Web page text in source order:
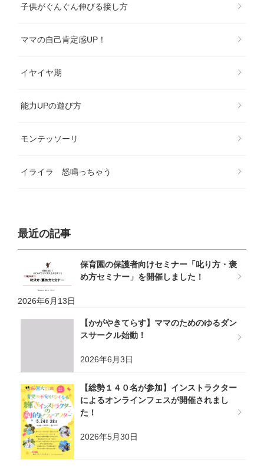
子供がぐんぐん伸びる接し方
ママの自己肯定感UP！
イヤイヤ期
能力UPの遊び方
モンテッソーリ
イライラ 怒鳴っちゃう
最近の記事
保育園の保護者向けセミナー「叱り方・褒
め方セミナー」を開催しました！
2026年6月13日
【かがやきてらす】ママのためのゆるダン
スサークル始動！
2026年6月3日
【総勢１４０名が参加】インストラクター
によるオンラインフェスが開催されまし
た！
2026年5月30日